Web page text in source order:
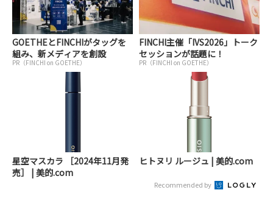
GOETHEとFINCHIがタッグを
組み、新メディアを創設
PR（FINCHI on GOETHE）
FINCHI主催「IVS2026」トーク
セッションが話題に！
PR（FINCHI on GOETHE）
星空マスカラ ［2024年11月発
売］ | 美的.com
ヒトヌリ ルージュ | 美的.com
Recommended by